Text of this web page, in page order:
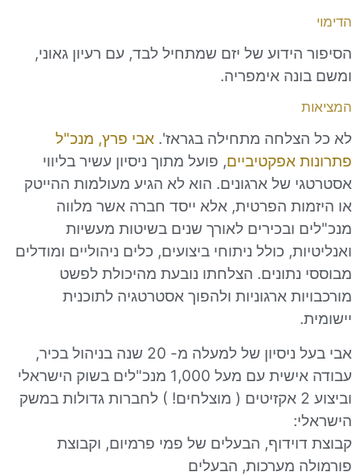
של יזם שמתחיל לבד, עם רעיון גאוני,
אימפריה.
מתחילה בגראז'.אבי פרץ, מנכ"ל
אפקטיביים, פועל מתוך ניסיון עשיר בליווי
של ארגונים. הוא לא הגיע מעולמות ההייטק
הפרטית, אלא ייסד חברה אשר מלווה
ובכירים לאורך שנים בשיטות מעשיות
כולל ניתוחי ביצועים, כלים ניהוליים ומודלים
הצלחתו נובעת מהיכולת לפשט
ארגוניות ולהפוך אסטרטגיה לתוכנית
אבי בעל ניסיון של למעלה מ- 20 שנה בניהול בכיר,
עבודה אישית עם מעל 1,000 מנכ"לים בשוק הישראלי
וביצוע 2 אקזיטים ( מוצלחים! ) לחברות גדולות במשק
הבעלים של פמי פרמיום, וקבוצת
מערכות, הבעלים